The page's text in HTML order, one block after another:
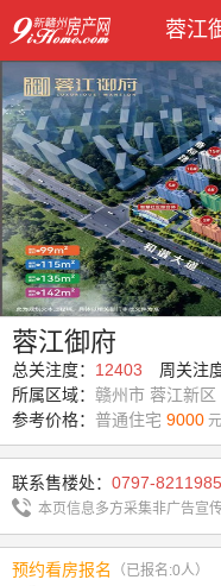
蓉江
蓉江御府
总关注度： 12403 周关注度
所属区域： 赣州市 蓉江新区
参考价格： 普通住宅 9000
联系售楼处： 0797-8211985
本页信息多方采集非广告宣
预约看房报名
（已报名:0人）